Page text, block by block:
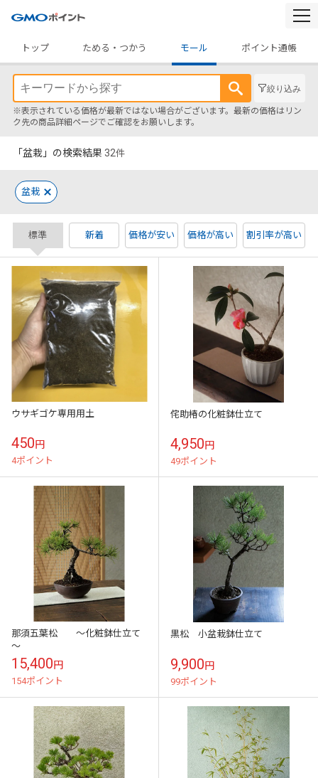
トップ
ためる・つかう モール ポイント通帳
絞り込み
※表示されている価格が最新ではない場合がございます。最新の価格はリン
ク先の商品詳細ページでご確認をお願いします。
「盆栽」の検索結果 32件
盆栽
標準 新着 価格が安い 価格が高い 割引率が高い
ウサギゴケ専用用土
450円
4ポイント
侘助椿の化粧鉢仕立て
4,950円
49ポイント
那須五葉松 ～化粧鉢仕立て
～
15,400円
154ポイント
黒松 小盆栽鉢仕立て
9,900円
99ポイント